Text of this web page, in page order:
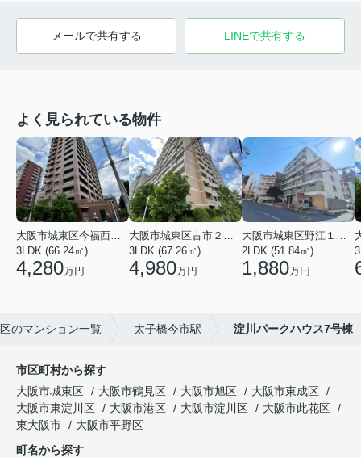
メールで共有する LINEで共有する
よく見られている物件
大阪市城東区今福西６丁目
3LDK (66.24㎡)
4,280万円
大阪市城東区古市２丁目
3LDK (67.26㎡)
4,980万円
大阪市城東区野江１丁目
2LDK (51.84㎡)
1,880万円
のマンション一覧 太子橋今市駅 淀川パークハウス7号棟
市区町村から探す
大阪市城東区
大阪市鶴見区 大阪市旭区
大阪市東成区
大阪市東淀川区
大阪市港区 大阪市淀川区
大阪市此花区
東大阪市
大阪市平野区
町名から探す